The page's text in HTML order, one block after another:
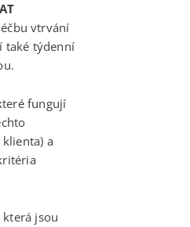
AT
vtrvání
také týdenní
fungují
a
která jsou